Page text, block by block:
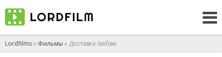
Lordfilms» Фильмы » Доставка любви